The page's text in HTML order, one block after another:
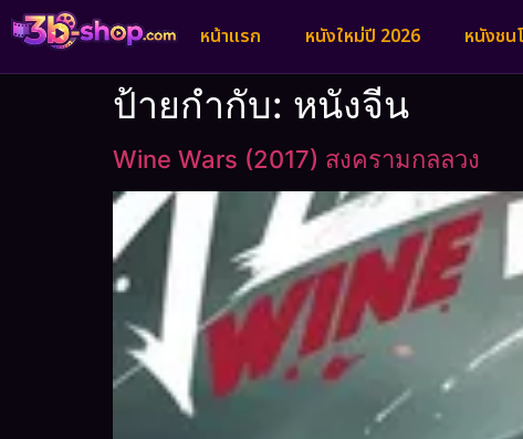
หน้าแรก หนังใหม่ปี 2026 หนังชน
ป้ายกำกับ: หนังจีน
Wine Wars (2017) สงครามกลลวง